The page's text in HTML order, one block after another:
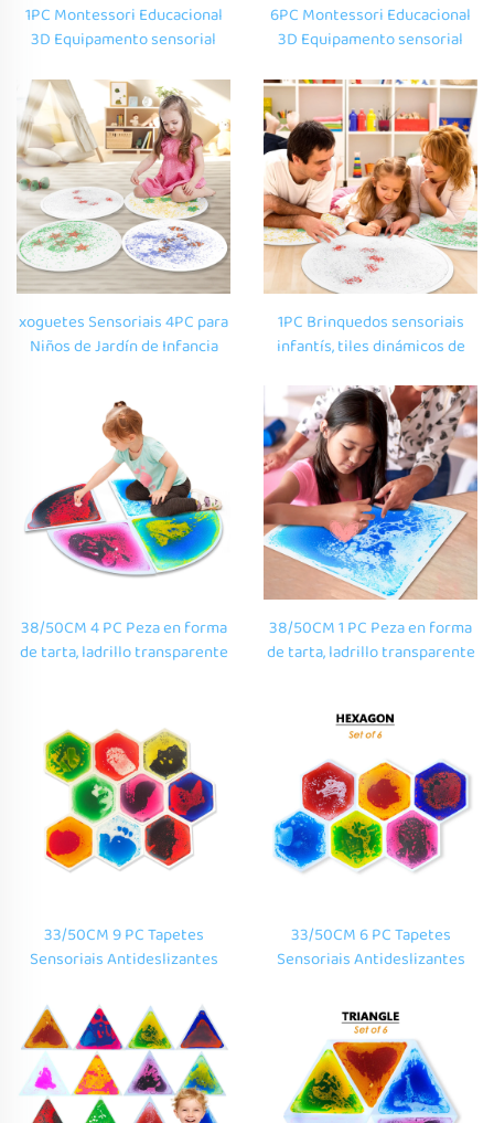
1PC Montessori Educacional
3D Equipamento sensorial
colorido, peza de lava líquida
para xogar ao aire libre para
nenos
6PC Montessori Educacional
3D Equipamento sensorial
colorido, peza de lava líquida
para xogar ao aire libre para
nenos
xoguetes Sensoriais 4PC para
Niños de Jardín de Infancia
Dinámicas Redondas e
Tapetes Sensoriais para
Peques
1PC Brinquedos sensoriais
infantís, tiles dinámicos de
piso sensorial líquido para
nenos pequenos, tapete de
gel para nenos
38/50CM 4 PC Peza en forma
de tarta, ladrillo transparente
xoguetes educativos para o
aprendizado de nños ao ar
libre
38/50CM 1 PC Peza en forma
de tarta, ladrillo transparente
xoguetes educativos para o
libre
33/50CM 9 PC Tapetes
Sensoriais Antideslizantes
Hexagonal Líquida para Pisos
para Niños
33/50CM 6 PC Tapetes
Sensoriais Antideslizantes
Hexagonal Líquida para Pisos
para Niños